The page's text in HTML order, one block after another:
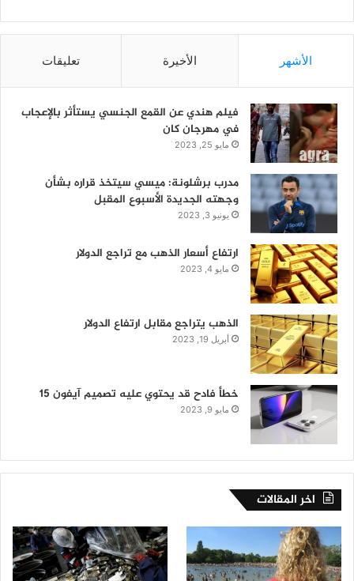
الأشهر الأخيرة تعليقات
فيلم هندي عن القمع الجنسي يستأثر بالإعجاب
في مهرجان كان
مايو 25, 2023
مدرب برشلونة: ميسي سيتخذ قراره بشأن
وجهته الجديدة الأسبوع المقبل
يونيو 3, 2023
ارتفاع أسعار الذهب مع تراجع الدولار
مايو 4, 2023
الذهب يتراجع مقابل ارتفاع الدولار
أبريل 19, 2023
خطأ فادح قد يحتوي عليه تصميم آيفون 15
مايو 9, 2023
اخر المقالات